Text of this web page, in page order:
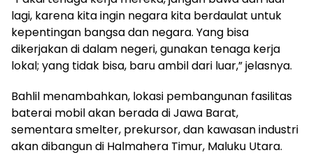
lagi, karena kita ingin negara kita berdaulat untuk
kepentingan bangsa dan negara. Yang bisa
dikerjakan di dalam negeri, gunakan tenaga kerja
lokal; yang tidak bisa, baru ambil dari luar,” jelasnya.
Bahlil menambahkan, lokasi pembangunan fasilitas
baterai mobil akan berada di Jawa Barat,
sementara smelter, prekursor, dan kawasan industri
akan dibangun di Halmahera Timur, Maluku Utara.